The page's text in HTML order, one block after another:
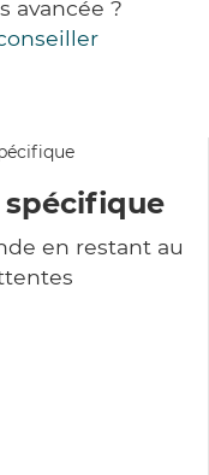
avancée ?
en restant au